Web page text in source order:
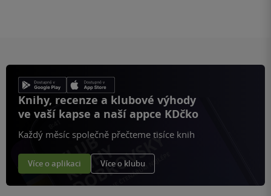
Knihy, recenze a klubové výhody
ve vaší kapse a naší appce KDčko
Každý měsíc společně přečteme tisíce knih
Více o aplikaci Více o klubu